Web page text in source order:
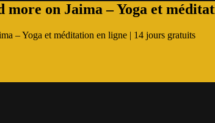
more on Jaima – Yoga et
– Yoga et méditation en ligne | 14 jours gratuits